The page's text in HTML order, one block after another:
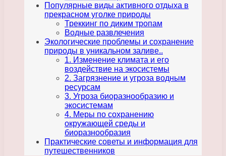
Популярные виды активного отдыха в
прекрасном уголке природы
Треккинг по диким тропам
Водные развлечения
Экологические проблемы и сохранение
природы в уникальном заливе..
1. Изменение климата и его
воздействие на экосистемы
2. Загрязнение и угроза водным
ресурсам
3. Угроза биоразнообразию и
экосистемам
4. Меры по сохранению
окружающей среды и
биоразнообразия
Практические советы и информация для
путешественников